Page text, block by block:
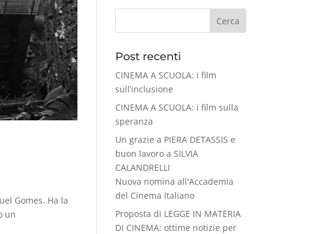
Gomes. Ha la
un
Cerca
Post recenti
CINEMA A SCUOLA: i film
sull’inclusione
CINEMA A SCUOLA: i film sulla
speranza
Un grazie a PIERA DETASSIS e
buon lavoro a SILVIA
CALANDRELLI
Nuova nomina all'Accademia
del Cinema Italiano
Proposta di LEGGE IN MATERIA
DI CINEMA: ottime notizie per